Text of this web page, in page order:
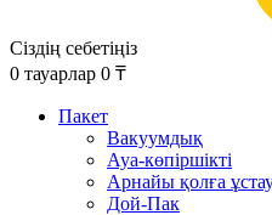
Сіздің себетіңіз
0 тауарлар 0 ₸
Пакет
Вакуумдық
Ауа-көпіршікті
Арнайы қолға
Дой-Пак